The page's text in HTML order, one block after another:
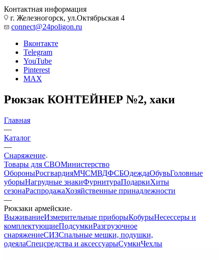
Контактная информация
г. Железногорск, ул.Октябрьская 4
connect@24poligon.ru
Вконтакте
Telegram
YouTube
Pinterest
MAX
Рюкзак КОНТЕЙНЕР №2, хаки
Главная
—
Каталог
—
Снаряжение
Товары для СВОМинистерство
ОбороныРосгвардияМЧСМВДФСБОдеждаОбувьГоловные
уборыНагрудные знакиФурнитураПодаркиХиты
сезонаРаспродажаХозяйственные принадлежности
—
Рюкзаки армейские
ВыживаниеИзмерительные приборыКобурыНесессеры и
комплектующиеПодсумкиРазгрузочное
снаряжениеСИЗСпальные мешки, подушки,
одеялаСпецсредства и аксессуарыСумкиЧехлы